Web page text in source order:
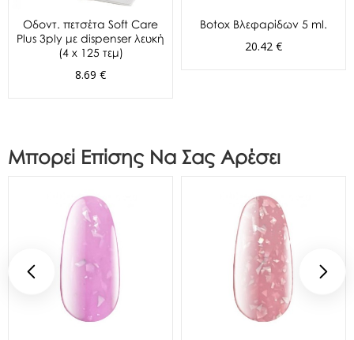
Oδοντ. πετσέτα Soft Care
Plus 3ply με dispenser λευκή
(4 x 125 τεμ)
8.69 €
Botox Βλεφαρίδων 5 ml.
20.42 €
Μπορεί Επίσης Να Σας Αρέσει